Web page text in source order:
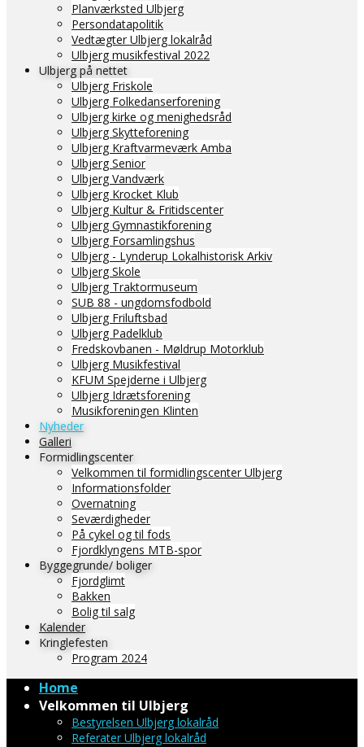
Planværksted Ulbjerg
Persondatapolitik
Vedtægter Ulbjerg lokalråd
Ulbjerg musikfestival 2022
Ulbjerg på nettet
Ulbjerg Friskole
Ulbjerg Folkedanserforening
Ulbjerg kirke og menighedsråd
Ulbjerg Skytteforening
Ulbjerg Kraftvarmeværk Amba
Ulbjerg Senior
Ulbjerg Vandværk
Ulbjerg Krocket Klub
Ulbjerg Kultur & Fritidscenter
Ulbjerg Gymnastikforening
Ulbjerg Forsamlingshus
Ulbjerg - Lynderup Lokalhistorisk Arkiv
Ulbjerg Skole
Ulbjerg Traktormuseum
SUB 88 - ungdomsfodbold
Ulbjerg Friluftsbad
Ulbjerg Padelklub
Fredskovbanen - Møldrup Motorklub
Ulbjerg Musikfestival
KFUM Spejderne i Ulbjerg
Ulbjerg Idrætsforening
Musikforeningen Klinten
Nyheder
Galleri
Formidlingscenter
Velkommen til formidlingscenter Ulbjerg
Informationsfolder
Overnatning
Seværdigheder
På cykel og til fods
Fjordklyngens MTB-spor
Byggegrunde/ boliger
Fjordglimt
Bakken
Bolig til salg
Kalender
Kringlefesten
Program 2024
Home
Velkommen til Ulbjerg
Bestyrelsen Ulbjerg lokalråd
Referater Ulbjerg lokalråd